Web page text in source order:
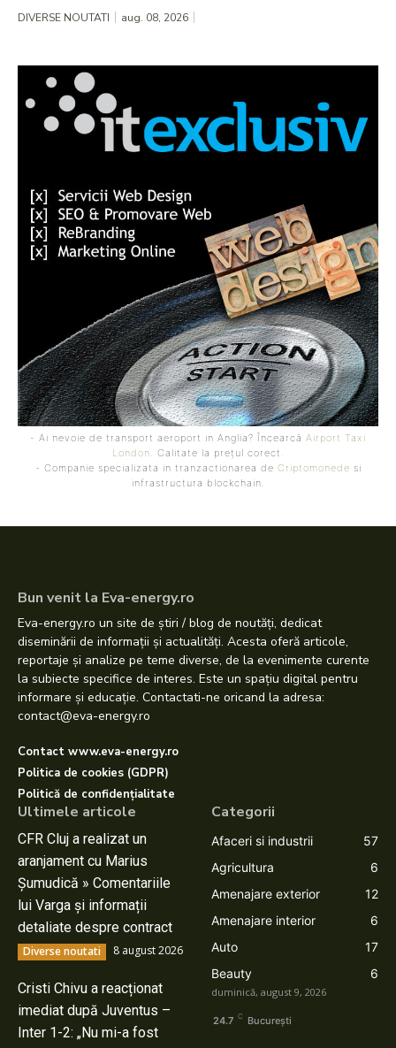
DIVERSE NOUTATI aug. 08, 2026
- Ai nevoie de transport aeroport in Anglia? Încearcă Airport Taxi
London . Calitate la prețul corect.
- Companie specializata in tranzactionarea de Criptomonede si
infrastructura blockchain.
Bun venit la Eva-energy.ro
Eva-energy.ro un site de știri / blog de noutăți, dedicat
diseminării de informații și actualități. Acesta oferă articole,
reportaje și analize pe teme diverse, de la evenimente curente
la subiecte specifice de interes. Este un spațiu digital pentru
informare și educație. Contactati-ne oricand la adresa:
contact@eva-energy.ro
Contact www.eva-energy.ro
Politica de cookies (GDPR)
Politică de confidențialitate
Ultimele articole
CFR Cluj a realizat un
aranjament cu Marius
Șumudică » Comentariile
lui Varga și informații
detaliate despre contract
Diverse noutati 8 august 2026
Cristi Chivu a reacționat
imediat după Juventus –
Inter 1-2: „Nu mi-a fost
Categorii
Afaceri si industrii
57
Agricultura
6
Amenajare exterior
12
Amenajare interior
6
Auto
17
Beauty
6
duminică, august 9, 2026
24.7 C București